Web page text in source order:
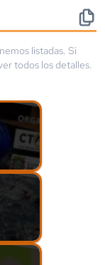
listadas. Si
todos los detalles.